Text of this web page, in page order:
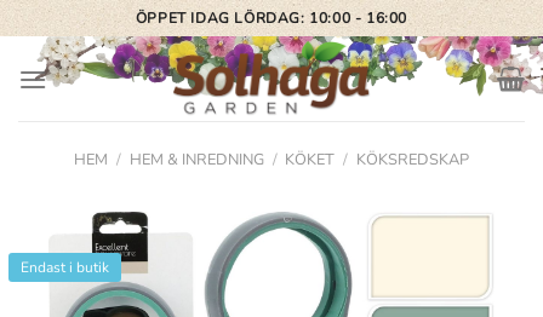
Skip
to
content
ÖPPET IDAG LÖRDAG: 10:00 - 16:00
HEM / HEM & INREDNING / KÖKET / KÖKSREDSKAP
Endast i butik